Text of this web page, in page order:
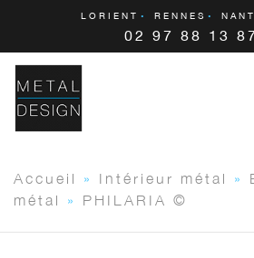
LORIENT RENNES
02 97 88 13
Accueil » Intérieur métal »
métal » PHILARIA ©